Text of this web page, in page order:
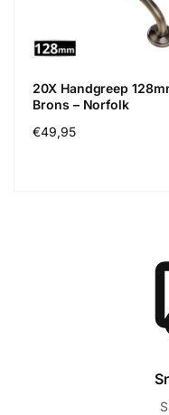
20X Handgreep
Brons – Norfolk
Normale
€49,95